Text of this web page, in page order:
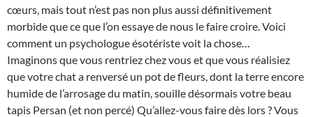
cœurs, mais tout n’est pas non plus aussi définitivement
morbide que ce que l’on essaye de nous le faire croire. Voici
comment un psychologue ésotériste voit la chose…
Imaginons que vous rentriez chez vous et que vous réalisiez
que votre chat a renversé un pot de fleurs, dont la terre encore
humide de l’arrosage du matin, souille désormais votre beau
tapis Persan (et non percé) Qu’allez-vous faire dès lors ? Vous